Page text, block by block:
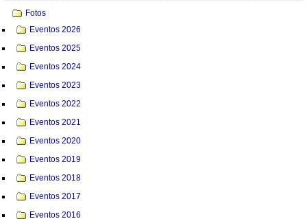
Fotos
Eventos 2026
Eventos 2025
Eventos 2024
Eventos 2023
Eventos 2022
Eventos 2021
Eventos 2020
Eventos 2019
Eventos 2018
Eventos 2017
Eventos 2016